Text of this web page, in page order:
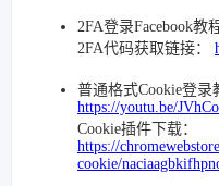
2FA登录Facebook教
2FA代码获取链接：
普通格式Cookie登录
https://youtu.be/
Cookie插件下载：
https://
cookie/